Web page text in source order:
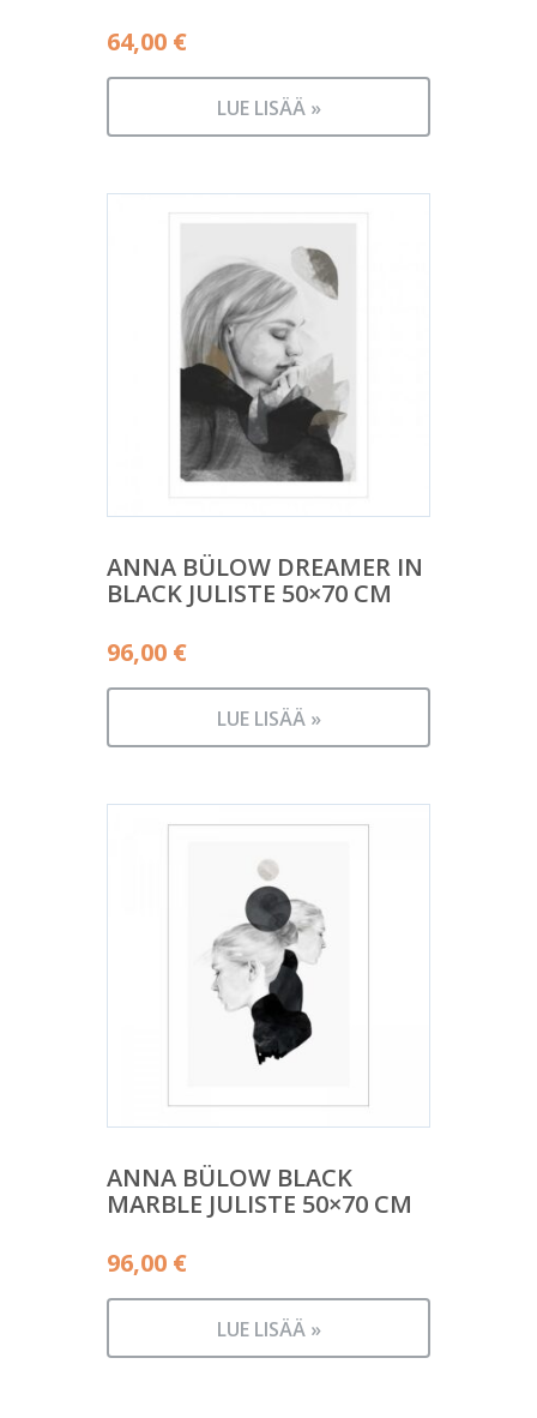
64,00 €
LUE LISÄÄ »
ANNA BÜLOW DREAMER IN
BLACK JULISTE 50×70 CM
96,00 €
LUE LISÄÄ »
ANNA BÜLOW BLACK
MARBLE JULISTE 50×70 CM
96,00 €
LUE LISÄÄ »